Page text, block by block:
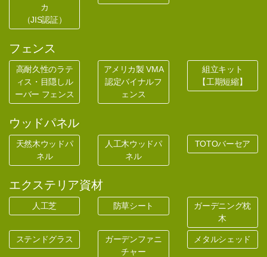
カ
（JIS認証）
フェンス
高耐久性のラテ
ィス・目隠しル
ーバー フェンス
アメリカ製 VMA
認定バイナルフ
ェンス
組立キット
【工期短縮】
ウッドパネル
天然木ウッドパ
ネル
人工木ウッドパ
ネル
TOTOバーセア
エクステリア資材
人工芝 防草シート
ガーデニング枕
木
ステンドグラス
ガーデンファニ
チャー
メタルシェッド